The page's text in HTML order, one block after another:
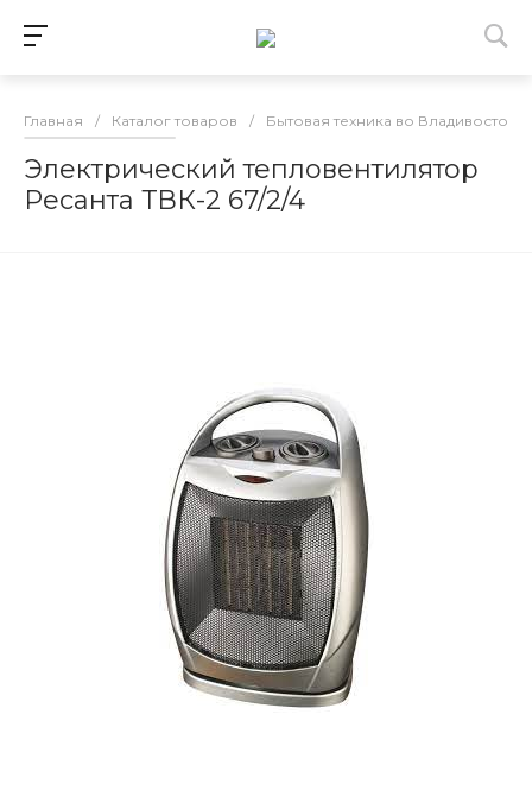
Главная / Каталог товаров / Бытовая техника во Владивостоке
Электрический тепловентилятор
Ресанта ТВК-2 67/2/4